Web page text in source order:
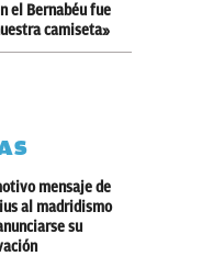
el Bernabéu fue
camiseta»
mensaje de
al madridismo
su